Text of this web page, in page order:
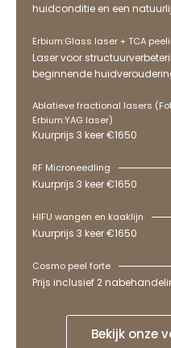
huidconditie en een
Erbium:Glass laser + TCA
Laser voor
beginnende
Ablatieve fractional lasers
Erbium:YAG laser)
Kuurprijs 3 keer €1650
RF Microneedling
Kuurprijs 3 keer €1650
HIFU wangen en kaaklijn
Kuurprijs 3 keer €1650
Cosmo peel forte
Prijs inclusief 2
Bekijk onze